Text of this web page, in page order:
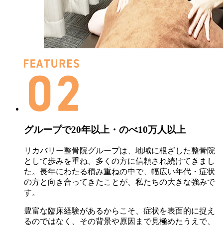
グループで20年以上・のべ10万人以上
リカバリー整骨院グループは、地域に根ざした整骨院
として歩みを重ね、多くの方に信頼され続けてきまし
た。長年にわたる積み重ねの中で、幅広い年代・症状
の方と向き合ってきたことが、私たちの大きな強みで
す。
豊富な臨床経験があるからこそ、症状を表面的に捉え
るのではなく、その背景や原因まで見極めたうえで、